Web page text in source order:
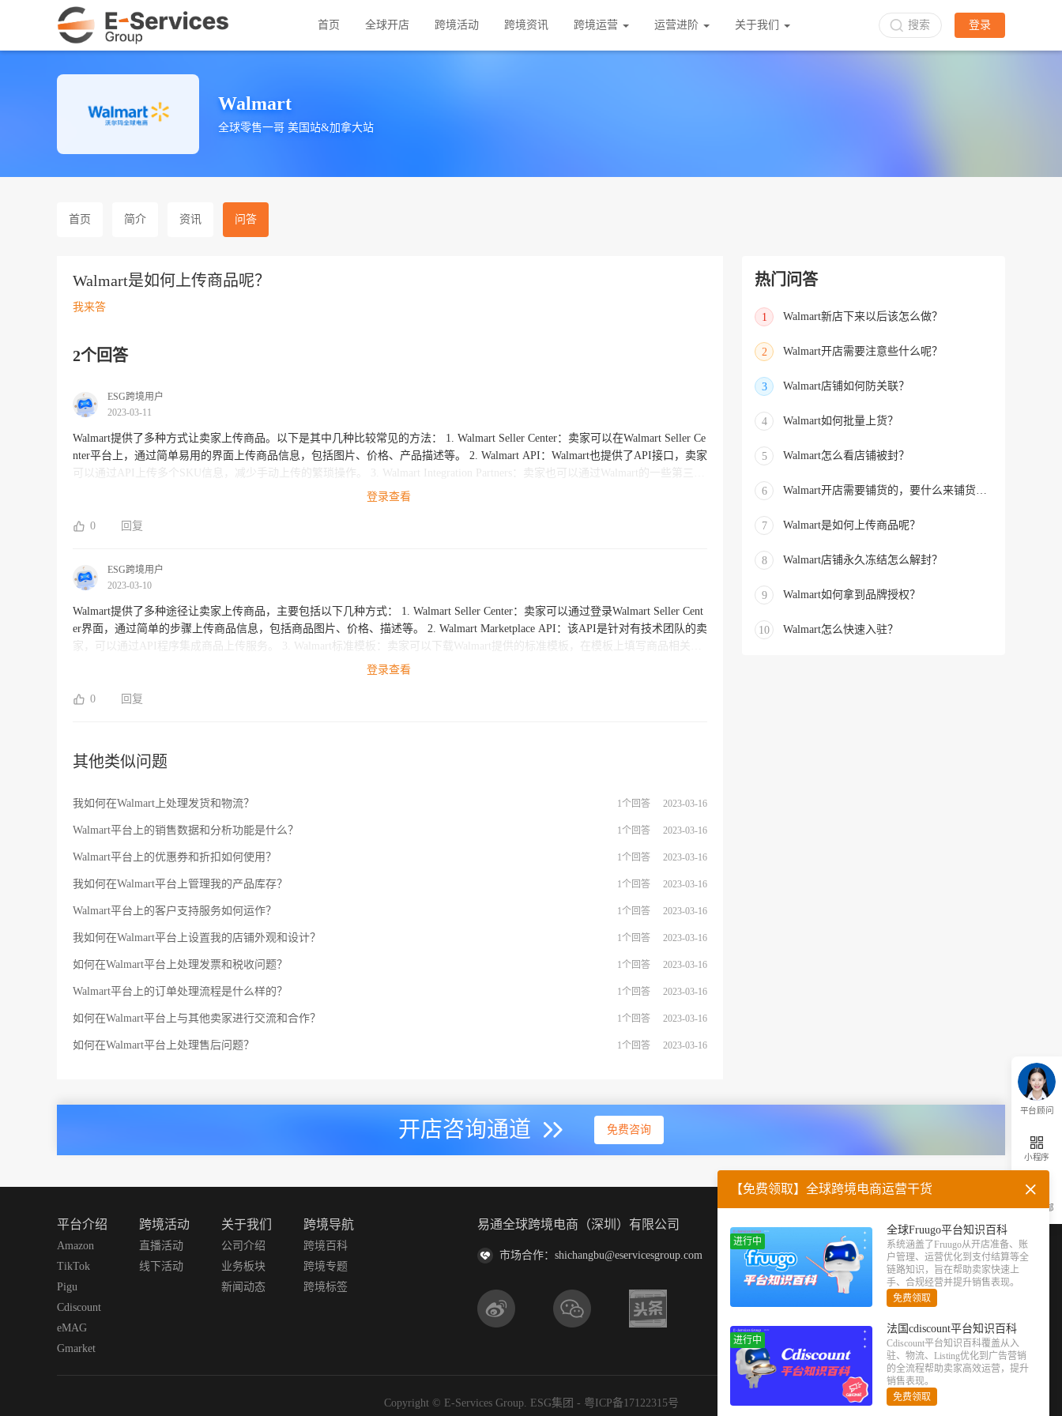
首页 全球开店 跨境活动 跨境资讯 跨境运营 运营进阶 关于我们 搜索 登录
Walmart
全球零售一哥 美国站&加拿大站
首页 简介 资讯 问答
Walmart是如何上传商品呢？
我来答
2个回答
ESG跨境用户
2023-03-11
Walmart提供了多种方式让卖家上传商品。以下是其中几种比较常见的方法： 1. Walmart Seller Center：卖家可以在Walmart Seller Ce
nter平台上，通过简单易用的界面上传商品信息，包括图片、价格、产品描述等。 2. Walmart API：Walmart也提供了API接口，卖家
可以通过API上传多个SKU信息，减少手动上传的繁琐操作。 3. Walmart Integration Partners：卖家也可以通过Walmart的一些第三方
登录查看
0 回复
ESG跨境用户
2023-03-10
Walmart提供了多种途径让卖家上传商品，主要包括以下几种方式： 1. Walmart Seller Center：卖家可以通过登录Walmart Seller Cent
er界面，通过简单的步骤上传商品信息，包括商品图片、价格、描述等。 2. Walmart Marketplace API：该API是针对有技术团队的卖
家，可以通过API程序集成商品上传服务。 3. Walmart标准模板：卖家可以下载Walmart提供的标准模板，在模板上填写商品相关信
准，并获得更好的销售效果。
登录查看
0 回复
其他类似问题
我如何在Walmart上处理发货和物流？ 1个回答 2023-03-16
Walmart平台上的销售数据和分析功能是什么？ 1个回答 2023-03-16
Walmart平台上的优惠券和折扣如何使用？ 1个回答 2023-03-16
我如何在Walmart平台上管理我的产品库存？ 1个回答 2023-03-16
Walmart平台上的客户支持服务如何运作？ 1个回答 2023-03-16
我如何在Walmart平台上设置我的店铺外观和设计？ 1个回答 2023-03-16
如何在Walmart平台上处理发票和税收问题？ 1个回答 2023-03-16
Walmart平台上的订单处理流程是什么样的？ 1个回答 2023-03-16
如何在Walmart平台上与其他卖家进行交流和合作？ 1个回答 2023-03-16
如何在Walmart平台上处理售后问题？ 1个回答 2023-03-16
热门问答
1 Walmart新店下来以后该怎么做？
2 Walmart开店需要注意些什么呢？
3 Walmart店铺如何防关联？
4 Walmart如何批量上货？
5 Walmart怎么看店铺被封？
6
7 Walmart是如何上传商品呢？
8 Walmart店铺永久冻结怎么解封？
9 Walmart如何拿到品牌授权？
10 Walmart怎么快速入驻？
开店咨询通道 免费咨询
平台顾问
小程序
返回顶部
平台介绍
Amazon
TikTok
Pigu
Cdiscount
eMAG
Gmarket
跨境活动
直播活动
线下活动
关于我们
公司介绍
业务板块
新闻动态
跨境导航
跨境百科
跨境专题
跨境标签
易通全球跨境电商（深圳）有限公司
市场合作：shichangbu@eservicesgroup.com
企业微信 官方公众号
Copyright © E-Services Group. ESG集团 - 粤ICP备17122315号
【免费领取】全球跨境电商运营干货
进行中
全球Fruugo平台知识百科
系统涵盖了Fruugo从开店准备、账
户管理、运营优化到支付结算等全
链路知识，旨在帮助卖家快速上
手、合规经营并提升销售表现。
免费领取
进行中
法国cdiscount平台知识百科
Cdiscount平台知识百科覆盖从入
驻、物流、Listing优化到广告营销
的全流程帮助卖家高效运营，提升
销售表现。
免费领取